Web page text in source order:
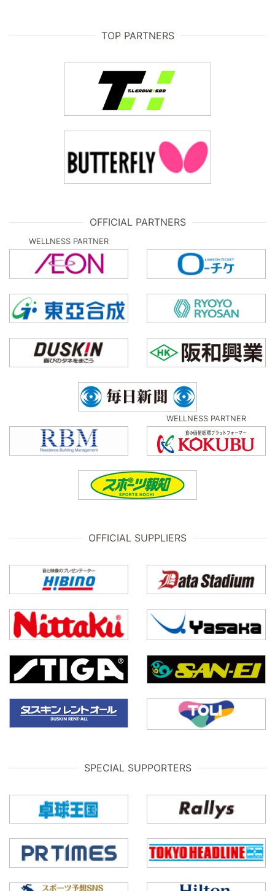
TOP PARTNERS
OFFICIAL PARTNERS
WELLNESS PARTNER
WELLNESS PARTNER
OFFICIAL SUPPLIERS
SPECIAL SUPPORTERS